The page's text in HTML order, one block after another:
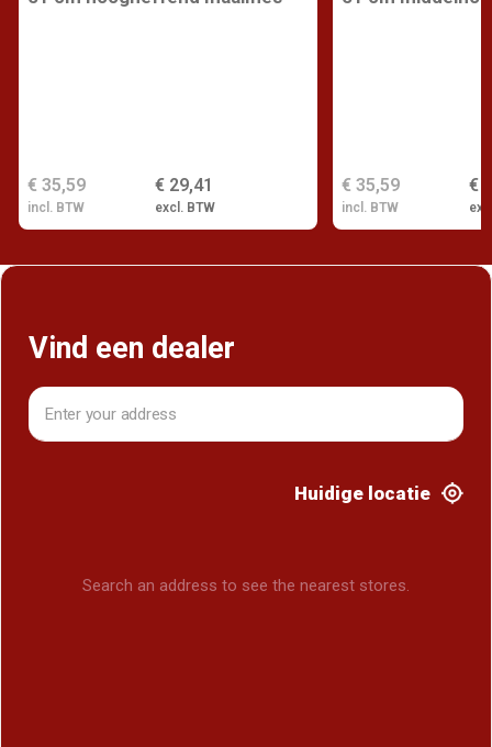
€ 29,41
excl. BTW
€ 35,59
incl. BTW
€
€ 35,59
incl. BTW
Vind een dealer
Huidige locatie
Search an address to see the nearest stores.